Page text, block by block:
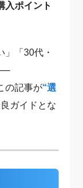
入ポイント
」「30代・
の記事が“選
ガイドとな